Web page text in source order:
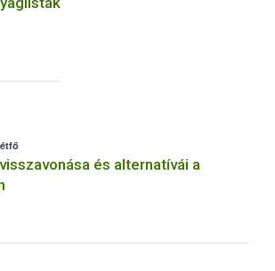
és alternatívái a